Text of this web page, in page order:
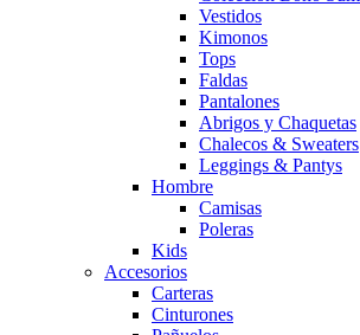
Vestidos
Kimonos
Tops
Faldas
Pantalones
Abrigos y Chaquetas
Chalecos & Sweaters
Leggings & Pantys
Hombre
Camisas
Poleras
Kids
Accesorios
Carteras
Cinturones